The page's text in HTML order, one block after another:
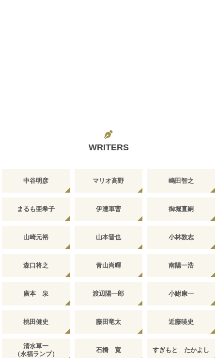
WRITERS
中谷明彦 マリオ高野 嶋田智之
まるも亜希子 伊達軍曹 御堀直嗣
山崎元裕 山本晋也 小林敦志
森口将之 青山尚暉 南陽一浩
廣本 泉 渡辺陽一郎 小鮒康一
桃田健史 藤田竜太 近藤暁史
清水草一
（永福ランプ）
石橋 寛 すぎもと たかよし